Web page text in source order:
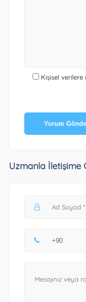
Kişisel
Yorum
Uzmanla İletişime